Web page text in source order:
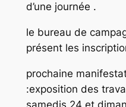
d’une journée .
le bureau de
présent les
prochaine
:exposition des
samedis 24 et